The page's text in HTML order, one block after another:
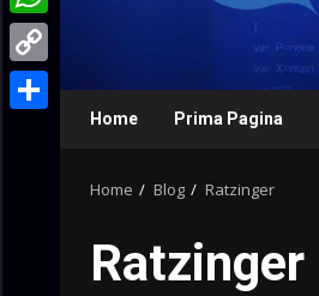
Home Prima Pagina
Home Blog Ratzinger
Ratzinger
WhatsApp
Copy